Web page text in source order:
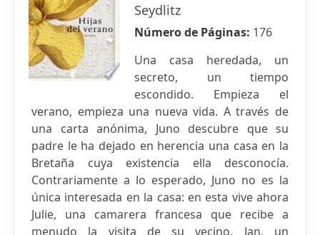
Seydlitz
Número de Páginas: 176
Una casa heredada, un
secreto, un tiempo
escondido. Empieza el
verano, empieza una nueva vida. A través de
una carta anónima, Juno descubre que su
padre le ha dejado en herencia una casa en la
Bretaña cuya existencia ella desconocía.
Contrariamente a lo esperado, Juno no es la
única interesada en la casa: en esta vive ahora
Julie, una camarera francesa que recibe a
menudo la visita de su vecino, Jan, un